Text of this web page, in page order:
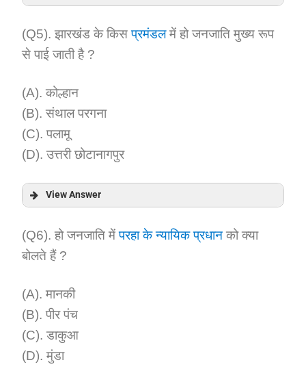
Answer:
(Q5). झारखंड के किसप्रमंडलमें हो जनजाति मुख्य रूप
से पाई जाती है ?
(A). कोल्हान
(B). संथाल परगना
(C). पलामू
(D). उत्तरी छोटानागपुर
View Answer
Answer:
(Q6). हो जनजाति मेंपरहा के न्यायिक प्रधान को क्या
बोलते हैं ?
(A). मानकी
(B). पीर पंच
(C). डाकुआ
(D). मुंडा